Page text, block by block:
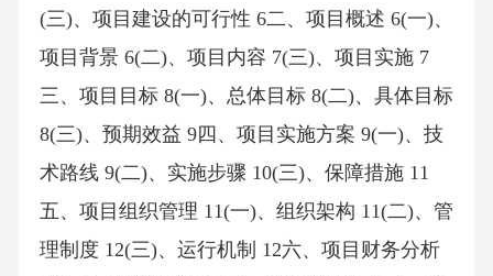
(三)、项目建设的可行性 6二、项目概述 6(一)、
项目背景 6(二)、项目内容 7(三)、项目实施 7
三、项目目标 8(一)、总体目标 8(二)、具体目标
8(三)、预期效益 9四、项目实施方案 9(一)、技
术路线 9(二)、实施步骤 10(三)、保障措施 11
五、项目组织管理 11(一)、组织架构 11(二)、管
理制度 12(三)、运行机制 12六、项目财务分析